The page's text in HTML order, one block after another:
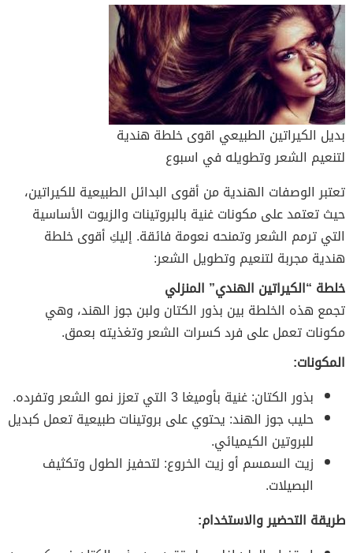
بديل الكيراتين الطبيعي اقوى خلطة هندية
لتنعيم الشعر وتطويله في اسبوع
تعتبر الوصفات الهندية من أقوى البدائل الطبيعية للكيراتين،
حيث تعتمد على مكونات غنية بالبروتينات والزيوت الأساسية
التي ترمم الشعر وتمنحه نعومة فائقة. إليكِ أقوى خلطة
هندية مجربة لتنعيم وتطويل الشعر:
خلطة “الكيراتين الهندي” المنزلي
تجمع هذه الخلطة بين بذور الكتان ولبن جوز الهند، وهي
مكونات تعمل على فرد كسرات الشعر وتغذيته بعمق.
المكونات:
بذور الكتان: غنية بأوميغا 3 التي تعزز نمو الشعر وتفرده.
حليب جوز الهند: يحتوي على بروتينات طبيعية تعمل كبديل
للبروتين الكيميائي.
زيت السمسم أو زيت الخروع: لتحفيز الطول وتكثيف
البصيلات.
طريقة التحضير والاستخدام: